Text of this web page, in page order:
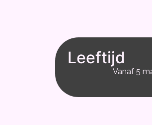
Leeftijd
Vanaf 5